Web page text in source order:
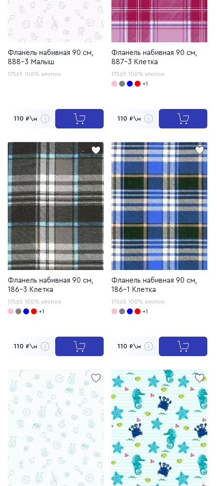
Фланель набивная 90 см,
888-3 Малыш
175±5 100% хлопок
110 ₽\м
Фланель набивная 90 см,
887-3 Клетка
175±5 100% хлопок
+1
110 ₽\м
Фланель набивная 90 см,
186-3 Клетка
175±5 100% хлопок
+1
110 ₽\м
Фланель набивная 90 см,
186-1 Клетка
175±5 100% хлопок
+1
110 ₽\м